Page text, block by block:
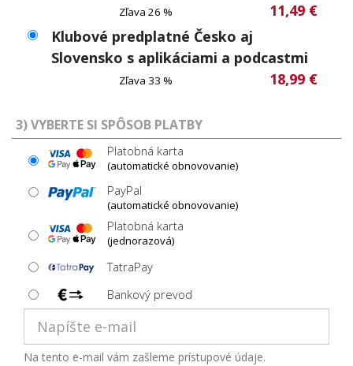
Zľava 26 %
11,49 €
Klubové predplatné Česko aj
Slovensko s aplikáciami a podcastmi
Zľava 33 % 18,99 €
3) VYBERTE SI SPÔSOB PLATBY
Platobná karta
(automatické obnovovanie)
PayPal
(automatické obnovovanie)
Platobná karta
(jednorazová)
TatraPay
Bankový prevod
Na tento e-mail vám zašleme prístupové údaje.